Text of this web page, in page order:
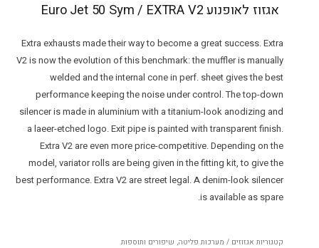
אגזוז לאופנוע Euro Jet 50 Sym / EXTRA V2
Extra exhausts made their way to become a great success. Extra
V2 is now the evolution of this benchmark: the muffler is manually
welded and the internal cone in perf. sheet gives the best
performance keeping the noise under control. The top-down
silencer is made in aluminium with a titanium-look anodizing and
a laeer-etched logo. Exit pipe is painted with transparent finish.
Extra V2 are even more price-competitive. Depending on the
model, variator rolls are being given in the fitting kit, to give the
best performance. Extra V2 are street legal. A denim-look silencer
is available as spare.
קטגוריות אגזוזים / מערכות פליטה, שיפורים ותוספות